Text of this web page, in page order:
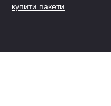
купити пакети